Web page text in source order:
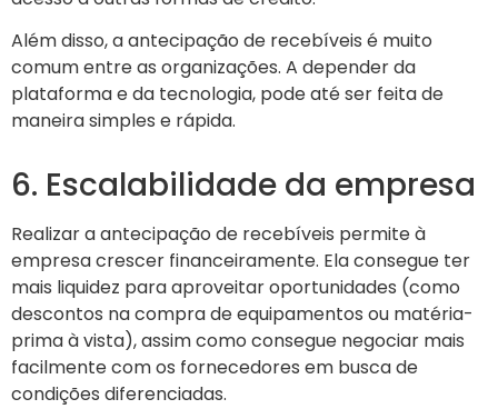
Além disso, a antecipação de recebíveis é muito
comum entre as organizações. A depender da
plataforma e da tecnologia, pode até ser feita de
maneira simples e rápida.
6. Escalabilidade da empresa
Realizar a antecipação de recebíveis permite à
empresa crescer financeiramente. Ela consegue ter
mais liquidez para aproveitar oportunidades (como
descontos na compra de equipamentos ou matéria-
prima à vista), assim como consegue negociar mais
facilmente com os fornecedores em busca de
condições diferenciadas.